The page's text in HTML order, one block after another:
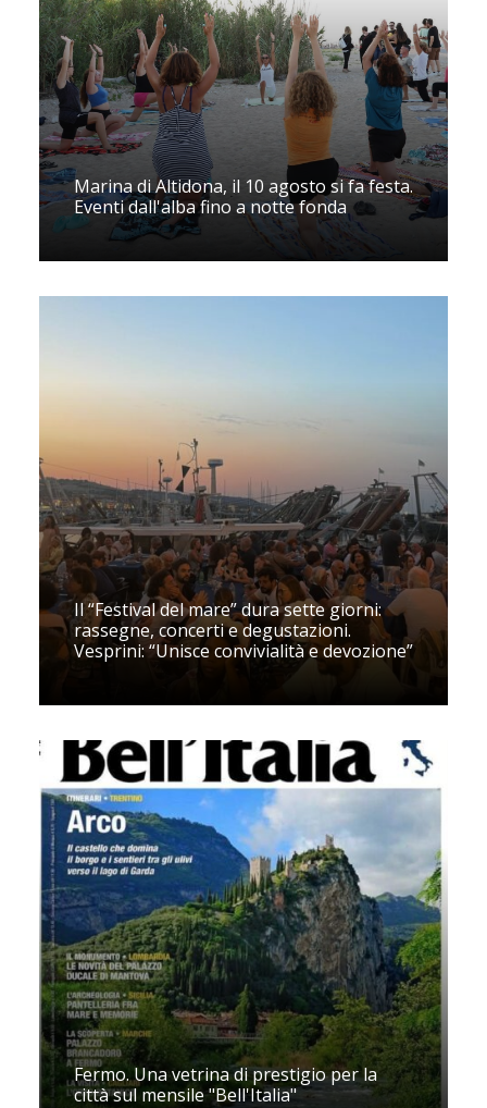
Marina di Altidona, il 10 agosto si fa festa.
Eventi dall'alba fino a notte fonda
Il “Festival del mare” dura sette giorni:
rassegne, concerti e degustazioni.
Vesprini: “Unisce convivialità e devozione”
Fermo. Una vetrina di prestigio per la
città sul mensile "Bell'Italia"